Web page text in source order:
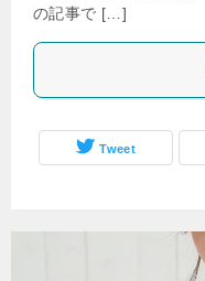
の記事で […]
Tweet